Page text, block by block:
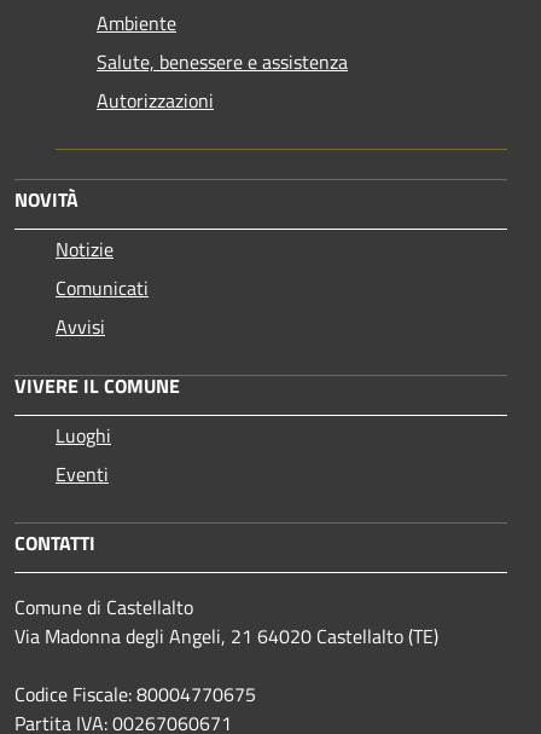
Ambiente
Salute, benessere e assistenza
Autorizzazioni
NOVITÀ
Notizie
Comunicati
Avvisi
VIVERE IL COMUNE
Luoghi
Eventi
CONTATTI
Comune di Castellalto
Via Madonna degli Angeli, 21 64020 Castellalto (TE)
Codice Fiscale: 80004770675
Partita IVA: 00267060671